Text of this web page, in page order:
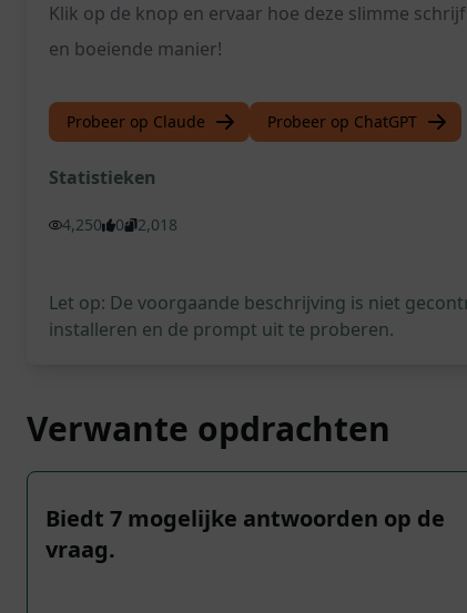
Klik op de knop en ervaar hoe deze slimme
en boeiende manier!
Probeer op Claude Probeer op ChatGPT
Statistieken
4,250 0 2,018
Let op: De voorgaande beschrijving is niet
installeren en de prompt uit te proberen.
Verwante opdrachten
Biedt 7 mogelijke antwoorden op de
vraag.